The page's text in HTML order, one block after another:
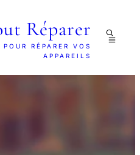
Réparer
RÉPARER VOS
APPAREILS